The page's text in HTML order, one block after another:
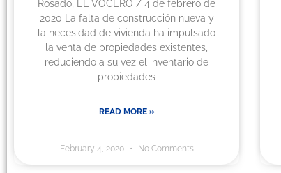
Rosado, EL VOCERO / 4 de febrero de
2020 La falta de construcción nueva y
la necesidad de vivienda ha impulsado
la venta de propiedades existentes,
reduciendo a su vez el inventario de
propiedades
READ MORE »
February 4, 2020 No Comments